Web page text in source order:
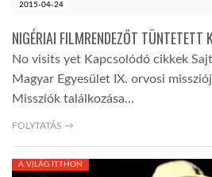
2015-04-24
NIGÉRIAI FILMRENDEZŐT TÜNTETETT
No visits yet Kapcsolódó cikkek
Magyar Egyesület IX. orvosi
Missziók találkozása…
FOLYTATÁS →
A VILÁG ITTHON